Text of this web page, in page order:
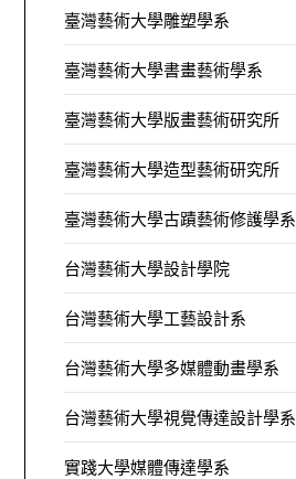
臺灣藝術大學雕塑學系
臺灣藝術大學書畫藝術學系
臺灣藝術大學版畫藝術研究所
臺灣藝術大學造型藝術研究所
臺灣藝術大學古蹟藝術修護學系
台灣藝術大學設計學院
台灣藝術大學工藝設計系
台灣藝術大學多媒體動畫學系
台灣藝術大學視覺傳達設計學系
實踐大學媒體傳達學系